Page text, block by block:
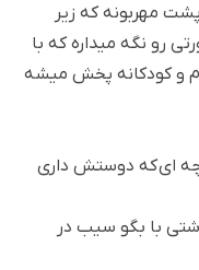
مهربونه که زیر
نگه میداره که با
و کودکانه پخش میشه
ای که دوستش داری
با بگو سیب در